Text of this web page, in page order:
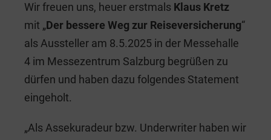
c
e
b
o
k
e
dI
n
ai
l
tt
er
Wir freuen uns, heuer erstmals Klaus Kretz
mit „Der bessere Weg zur Reiseversicherung“
als Aussteller am 8.5.2025 in der Messehalle
4 im Messezentrum Salzburg begrüßen zu
dürfen und haben dazu folgendes Statement
eingeholt.
„Als Assekuradeur bzw. Underwriter haben wir